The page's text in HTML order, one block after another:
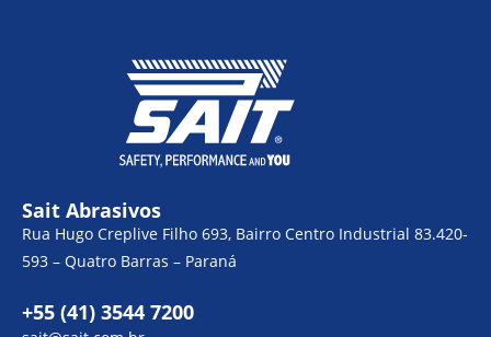
Sait Abrasivos
Rua Hugo Creplive Filho 693, Bairro Centro Industrial 83.420-
593 – Quatro Barras – Paraná
+55 (41) 3544 7200